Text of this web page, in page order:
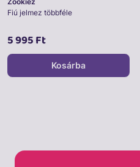
Fiú jelmez többféle
5 995 Ft
Kosárba